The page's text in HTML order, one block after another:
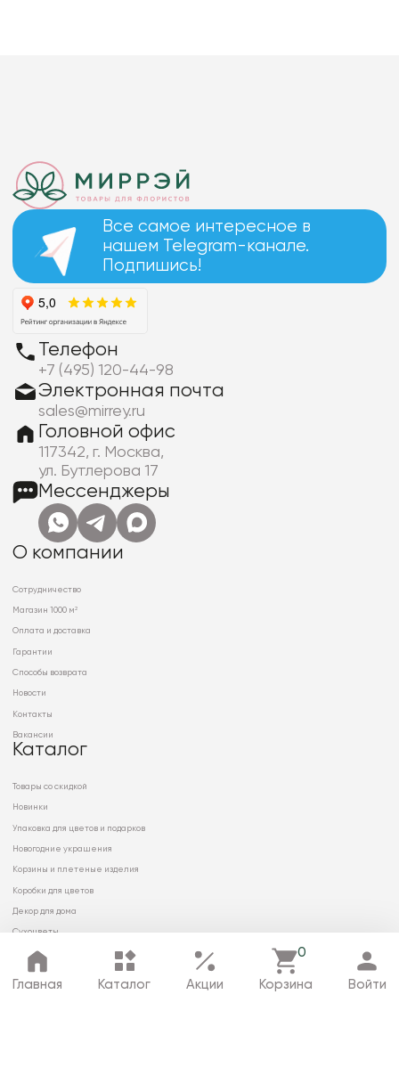
Главная Каталог Акции
0
Корзина Войти
Все самое интересное в
нашем Telegram-канале.
Подпишись!
Телефон
+7 (495) 120-44-98
Электронная почта
sales@mirrey.ru
Головной офис
117342, г. Москва,
ул. Бутлерова 17
Мессенджеры
О компании
Сотрудничество
Магазин 1000 м²
Оплата и доставка
Гарантии
Способы возврата
Новости
Контакты
Вакансии
Каталог
Товары со скидкой
Новинки
Упаковка для цветов и подарков
Новогодние украшения
Корзины и плетеные изделия
Коробки для цветов
Декор для дома
Сухоцветы
© 2026 ООО «МИРРЭЙ»